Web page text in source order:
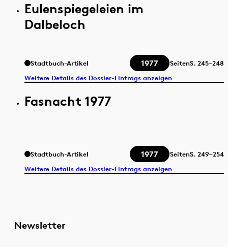
Eulenspiegeleien im
Dalbeloch
Stadtbuch-Artikel 1977 SeitenS. 245–248
Weitere Details des Dossier-Eintrags anzeigen
Fasnacht 1977
Stadtbuch-Artikel 1977 SeitenS. 249–254
Weitere Details des Dossier-Eintrags anzeigen
Newsletter